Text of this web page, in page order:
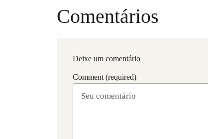
Comentários
Deixe um comentário
Comment (required)